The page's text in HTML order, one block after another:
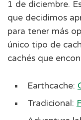
1 de diciembre.
que decidimos
para tener más
único tipo de
cachés que
Earthcache:
Tradicional: